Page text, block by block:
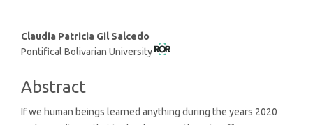
Main
Article
Claudia Patricia Gil Salcedo
Pontifical Bolivarian University
Abstract
If we human beings learned anything during the years 2020